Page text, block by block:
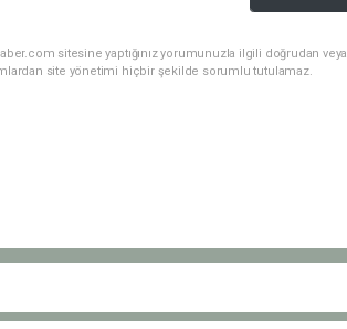
sitesine yaptığınız yorumunuzla ilgili doğrudan veya
site yönetimi hiçbir şekilde sorumlu tutulamaz.